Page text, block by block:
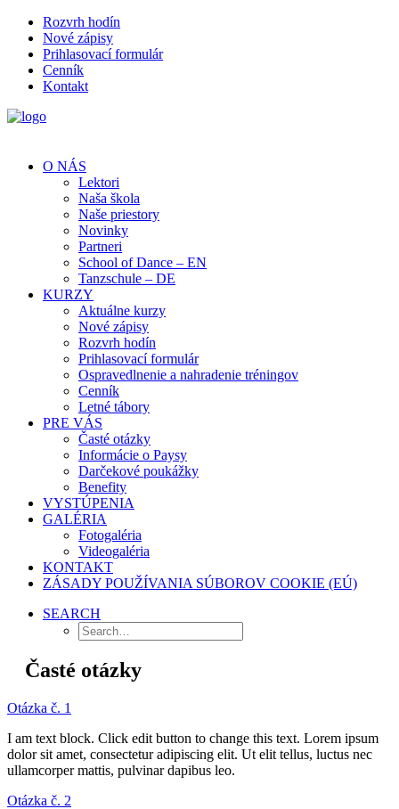
Rozvrh hodín
Nové zápisy
Prihlasovací formulár
Cenník
Kontakt
O NÁS
Lektori
Naša škola
Naše priestory
Novinky
Partneri
School of Dance – EN
Tanzschule – DE
KURZY
Aktuálne kurzy
Nové zápisy
Rozvrh hodín
Prihlasovací formulár
Ospravedlnenie a nahradenie tréningov
Cenník
Letné tábory
PRE VÁS
Časté otázky
Informácie o Paysy
Darčekové poukážky
Benefity
VYSTÚPENIA
GALÉRIA
Fotogaléria
Videogaléria
KONTAKT
ZÁSADY POUŽÍVANIA SÚBOROV COOKIE (EÚ)
SEARCH
Časté otázky
Otázka č. 1
I am text block. Click edit button to change this text. Lorem ipsum
dolor sit amet, consectetur adipiscing elit. Ut elit tellus, luctus nec
ullamcorper mattis, pulvinar dapibus leo.
Otázka č. 2